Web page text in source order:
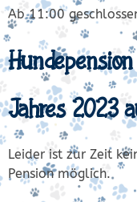
Ab 11:00
Jahres 2023
Leider ist zur Zeit
Pension möglich.